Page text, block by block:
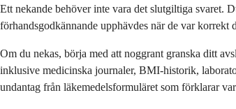
Ett nekande behöver inte vara det slutgiltiga svaret.
förhandsgodkännande upphävdes när de var
Om du nekas, börja med att noggrant granska ditt
inklusive medicinska journaler, BMI-historik,
undantag från läkemedelsformuläret som förklarar